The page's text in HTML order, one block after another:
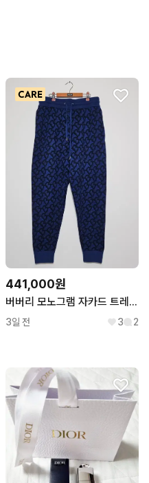
441,000원
버버리 모노그램 자카드 트레이닝 팬츠 바지 (L)
3일 전 3 2